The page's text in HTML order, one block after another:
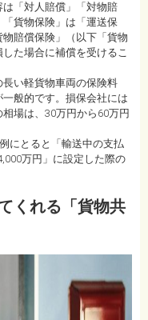
「対人賠償」「対物賠
貨物保険」は「運送保
賠償保険」（以下「貨物
た場合に補償を受けるこ
い軽貨物車両の保険料
般的です。損保会社には
場は、30万円から60万円
にとると「輸送中の支払
万円」に設定した際の
くれる「貨物共